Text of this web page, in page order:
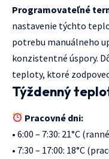
Programovateľné
nastavenie týchto
potrebu manuálneho
konzistentné úspory.
teploty, ktoré
Týždenný
Pracovné dni:
• 6:00 – 7:30: 21°C
• 7:30 – 17:00: 18°C